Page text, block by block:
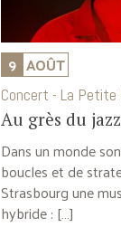
9 AOÛT
Concert - La Petite
Au grès du
Dans un monde
boucles et de
Strasbourg une
hybride : […]